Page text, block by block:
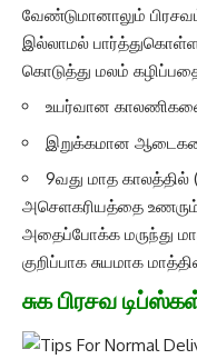
வேண்டுமானாலும்
இல்லாமல் பார்த்துகொள்ள
கொடுத்து மலம்
உயர்வான
இறுக்கமான
9வது மாத காலத்தில்
அசெளகரியத்தை உணரும்
அதைப்போக்க மருந்து
குறிப்பாக சுயமாக
சுக பிரசவ